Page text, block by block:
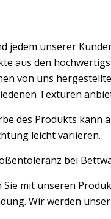
jedem unserer
aus den
von uns
Texturen
des Produkts kann
leicht variieren.
bei
Sie mit unseren
Wir werden